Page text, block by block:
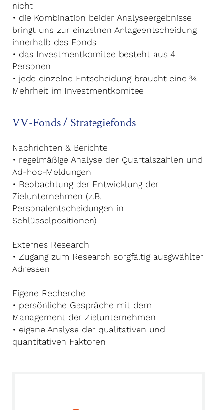
nicht
• die Kombination beider Analyseergebnisse
bringt uns zur einzelnen Anlageentscheidung
innerhalb des Fonds
• das Investmentkomitee besteht aus 4
Personen
• jede einzelne Entscheidung braucht eine ¾-
Mehrheit im Investmentkomitee
VV-Fonds / Strategiefonds
Nachrichten & Berichte
• regelmäßige Analyse der Quartalszahlen und
Ad-hoc-Meldungen
• Beobachtung der Entwicklung der
Zielunternehmen (z.B.
Personalentscheidungen in
Schlüsselpositionen)
Externes Research
• Zugang zum Research sorgfältig ausgwählter
Adressen
Eigene Recherche
• persönliche Gespräche mit dem
Management der Zielunternehmen
• eigene Analyse der qualitativen und
quantitativen Faktoren